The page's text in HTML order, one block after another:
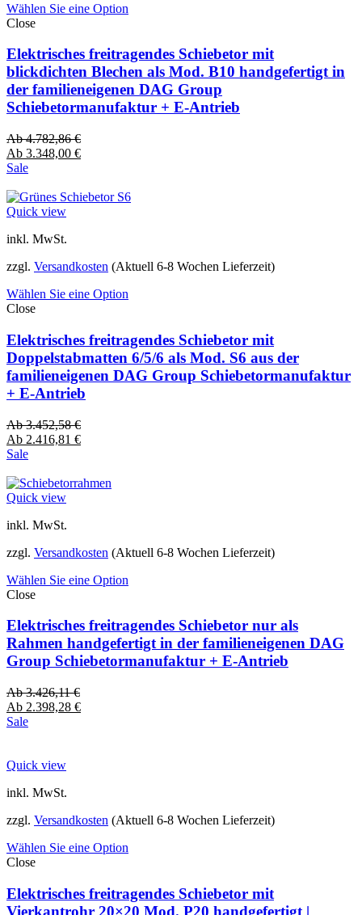
Wählen Sie eine Option
Close
Elektrisches freitragendes Schiebetor mit
blickdichten Blechen als Mod. B10 handgefertigt in
der familieneigenen DAG Group
Schiebetormanufaktur + E-Antrieb
Ab4.782,86€
Ab 3.348,00 €
Sale
Quick view
inkl. MwSt.
zzgl. Versandkosten (Aktuell 6-8 Wochen Lieferzeit)
Wählen Sie eine Option
Close
Elektrisches freitragendes Schiebetor mit
Doppelstabmatten 6/5/6 als Mod. S6 aus der
familieneigenen DAG Group Schiebetormanufaktur
+ E-Antrieb
Ab3.452,58€
Ab 2.416,81 €
Sale
Quick view
inkl. MwSt.
zzgl. Versandkosten (Aktuell 6-8 Wochen Lieferzeit)
Wählen Sie eine Option
Close
Elektrisches freitragendes Schiebetor nur als
Rahmen handgefertigt in der familieneigenen DAG
Group Schiebetormanufaktur + E-Antrieb
Ab3.426,11€
Ab 2.398,28 €
Sale
Quick view
inkl. MwSt.
zzgl. Versandkosten (Aktuell 6-8 Wochen Lieferzeit)
Wählen Sie eine Option
Close
Elektrisches freitragendes Schiebetor mit
Vierkantrohr 20×20 Mod. P20 handgefertigt |